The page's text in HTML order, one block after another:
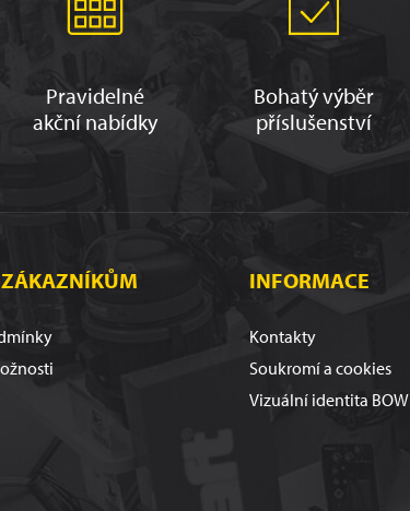
Pravidelné
akční nabídky
Bohatý výběr
příslušenství
ZÁKAZNÍKŮM INFORMACE
Kontakty
Soukromí a cookies
Vizuální identita BOW